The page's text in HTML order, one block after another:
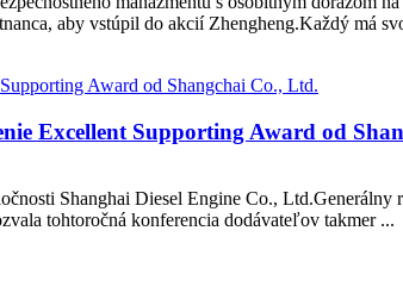
aby vstúpil do akcií Zhengheng.Každý má
Excellent Supporting Award od
Shanghai Diesel Engine Co.,
tohtoročná konferencia dodávateľov takmer ...